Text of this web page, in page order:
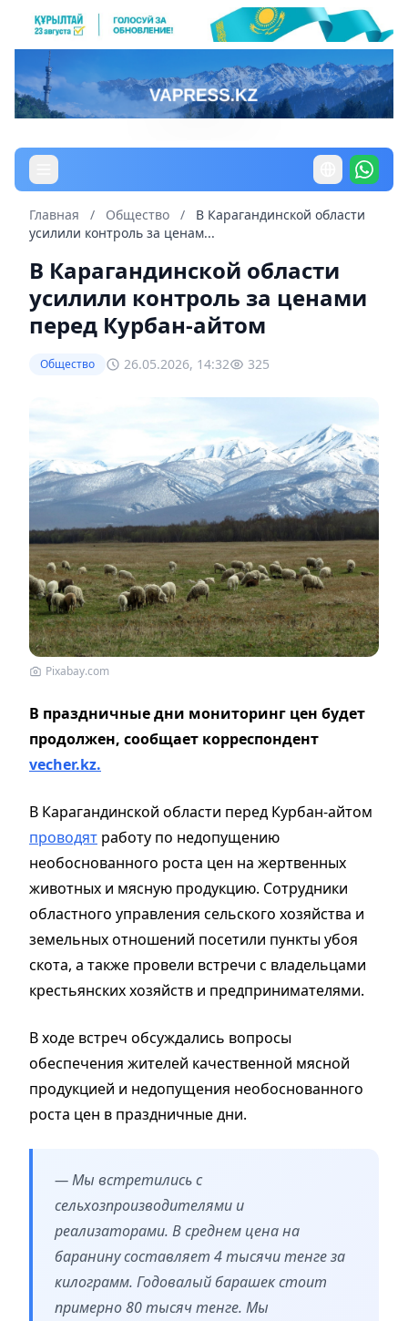
Главная / Общество /
В Карагандинской области
усилили контроль за ценам...
В Карагандинской области
усилили контроль за ценами
перед Курбан-айтом
Общество 26.05.2026, 14:32 325
Pixabay.com
В праздничные дни мониторинг цен будет
продолжен, сообщает корреспондент
vecher.kz.
В Карагандинской области перед Курбан-айтом
проводят работу по недопущению
необоснованного роста цен на жертвенных
животных и мясную продукцию. Сотрудники
областного управления сельского хозяйства и
земельных отношений посетили пункты убоя
скота, а также провели встречи с владельцами
крестьянских хозяйств и предпринимателями.
В ходе встреч обсуждались вопросы
обеспечения жителей качественной мясной
продукцией и недопущения необоснованного
роста цен в праздничные дни.
— Мы встретились с
сельхозпроизводителями и
реализаторами. В среднем цена на
баранину составляет 4 тысячи тенге за
килограмм. Годовалый барашек стоит
примерно 80 тысяч тенге. Мы